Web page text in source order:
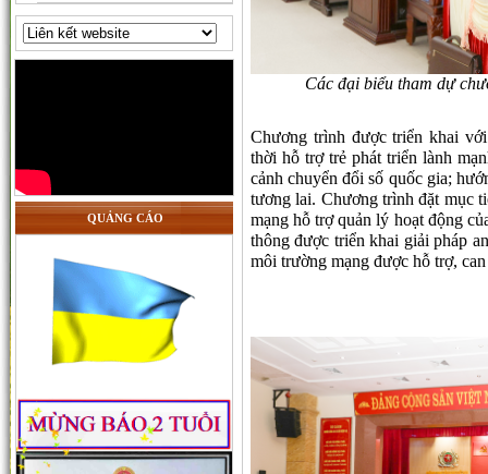
QUẢNG CÁO
Các đại biểu tham dự
Chương trình được triển khai
thời hỗ trợ trẻ phát triển lành
cảnh chuyển đổi số quốc gia;
tương lai. Chương trình đặt mục
mạng hỗ trợ quản lý hoạt động
thông được triển khai giải pháp
môi trường mạng được hỗ trợ,